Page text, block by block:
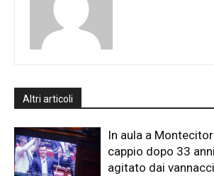
Altri articoli
In aula a
cappio dopo 33
agitato dai